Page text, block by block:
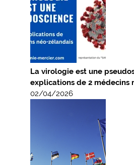
La virologie est une
explications de 2 médecins
02/04/2026